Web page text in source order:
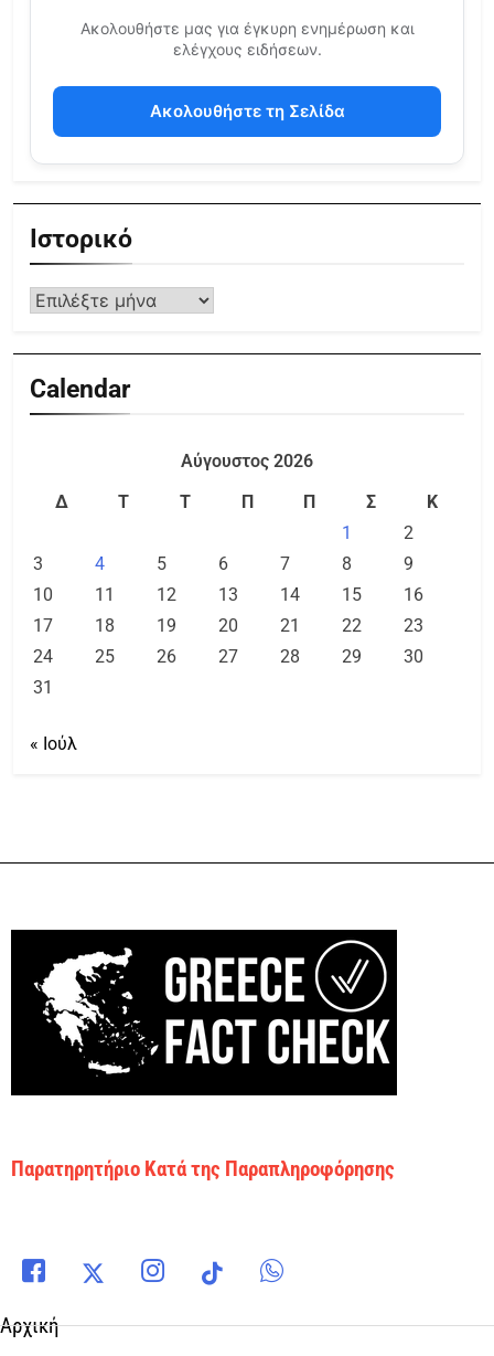
Ακολουθήστε μας για έγκυρη ενημέρωση και
ελέγχους ειδήσεων.
Ακολουθήστε τη Σελίδα
Ιστορικό
Calendar
Αύγουστος 2026
Δ
Τ Τ Π Π Σ
Κ
1
2
3
4 5 6 7 8
9
10
11 12 13 14 15
16
17
18 19 20 21 22
23
24
25 26 27 28 29
30
31
« Ιούλ
Παρατηρητήριο Κατά της Παραπληροφόρησης
Αρχική